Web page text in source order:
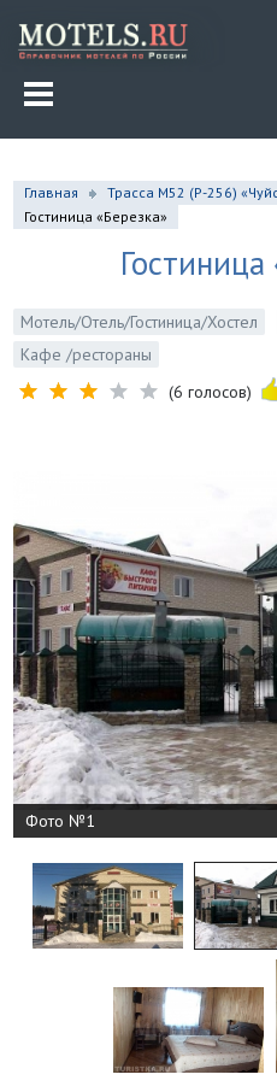
Главная Трасса М52 (Р-256)
Гостиница «Березка»
Гостиница
Мотель/Отель/Гостиница/Хостел
Кафе /рестораны
(6 голосов)
Фото №1